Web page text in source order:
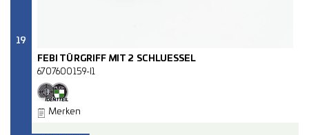
19
FEBI TÜRGRIFF MIT 2 SCHLUESSEL
6707600159-I1
Merken